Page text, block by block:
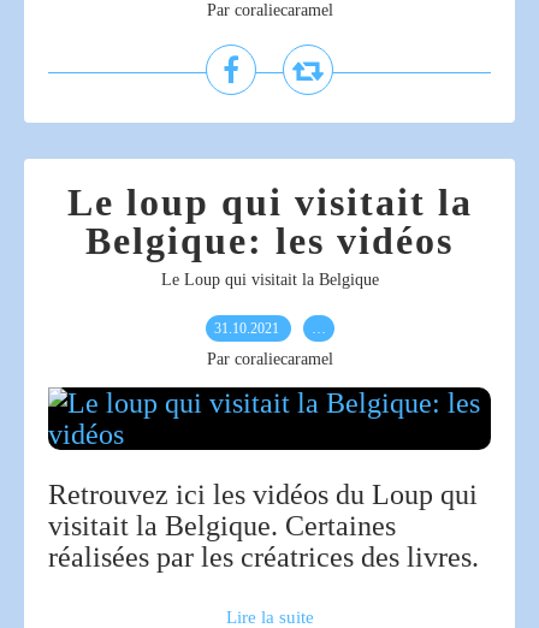
Par coraliecaramel
Le loup qui visitait la
Belgique: les vidéos
Le Loup qui visitait la Belgique
31.10.2021 …
Par coraliecaramel
Retrouvez ici les vidéos du Loup qui
visitait la Belgique. Certaines
réalisées par les créatrices des livres.
Lire la suite